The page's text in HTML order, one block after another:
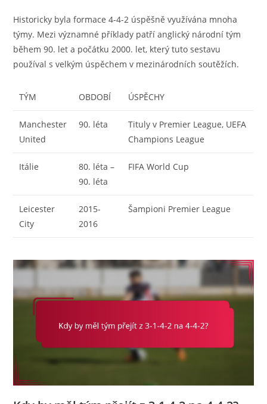
Historicky byla formace 4-4-2 úspěšně využívána mnoha
týmy. Mezi významné příklady patří anglický národní tým
během 90. let a počátku 2000. let, který tuto sestavu
používal s velkým úspěchem v mezinárodních soutěžích.
TÝM OBDOBÍ ÚSPĚCHY
Manchester
United
90. léta
Tituly v Premier League, UEFA
Champions League
Itálie
80. léta –
90. léta
FIFA World Cup
Leicester
City
2015-
2016
Šampioni Premier League